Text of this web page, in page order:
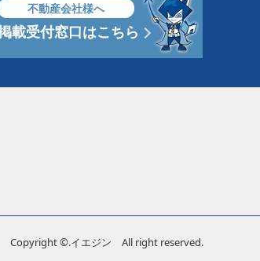
不動産会社様へ
載受付窓口はこちら
Copyright ©.イエジン All right reserved.